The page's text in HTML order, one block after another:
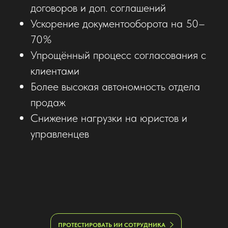
договоров и доп. соглашений
Ускорение документооборота на 50–
70%
Упрощённый процесс согласования с
клиентами
Более высокая автономность отдела
продаж
Снижение нагрузки на юристов и
управленцев
ПРОТЕСТИРОВАТЬ ИИ СОТРУДНИКА